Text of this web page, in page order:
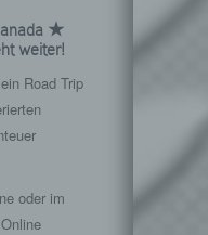
★
weiter!
Road Trip
oder im